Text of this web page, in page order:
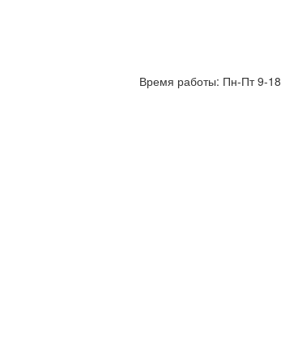
Время работы: Пн-Пт 9-18